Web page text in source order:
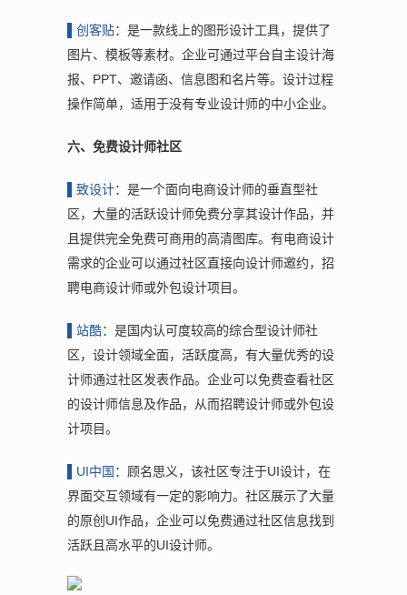
▌创客贴：是一款线上的图形设计工具，提供了
图片、模板等素材。企业可通过平台自主设计海
报、PPT、邀请函、信息图和名片等。设计过程
操作简单，适用于没有专业设计师的中小企业。
六、免费设计师社区
▌致设计：是一个面向电商设计师的垂直型社
区，大量的活跃设计师免费分享其设计作品，并
且提供完全免费可商用的高清图库。有电商设计
需求的企业可以通过社区直接向设计师邀约，招
聘电商设计师或外包设计项目。
▌站酷：是国内认可度较高的综合型设计师社
区，设计领域全面，活跃度高，有大量优秀的设
计师通过社区发表作品。企业可以免费查看社区
的设计师信息及作品，从而招聘设计师或外包设
计项目。
▌UI中国：顾名思义，该社区专注于UI设计，在
界面交互领域有一定的影响力。社区展示了大量
的原创UI作品，企业可以免费通过社区信息找到
活跃且高水平的UI设计师。